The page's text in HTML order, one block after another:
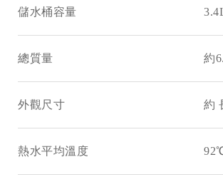
儲水桶容量
總質量 約
外觀尺寸 約 長22×寬
熱水平均溫度